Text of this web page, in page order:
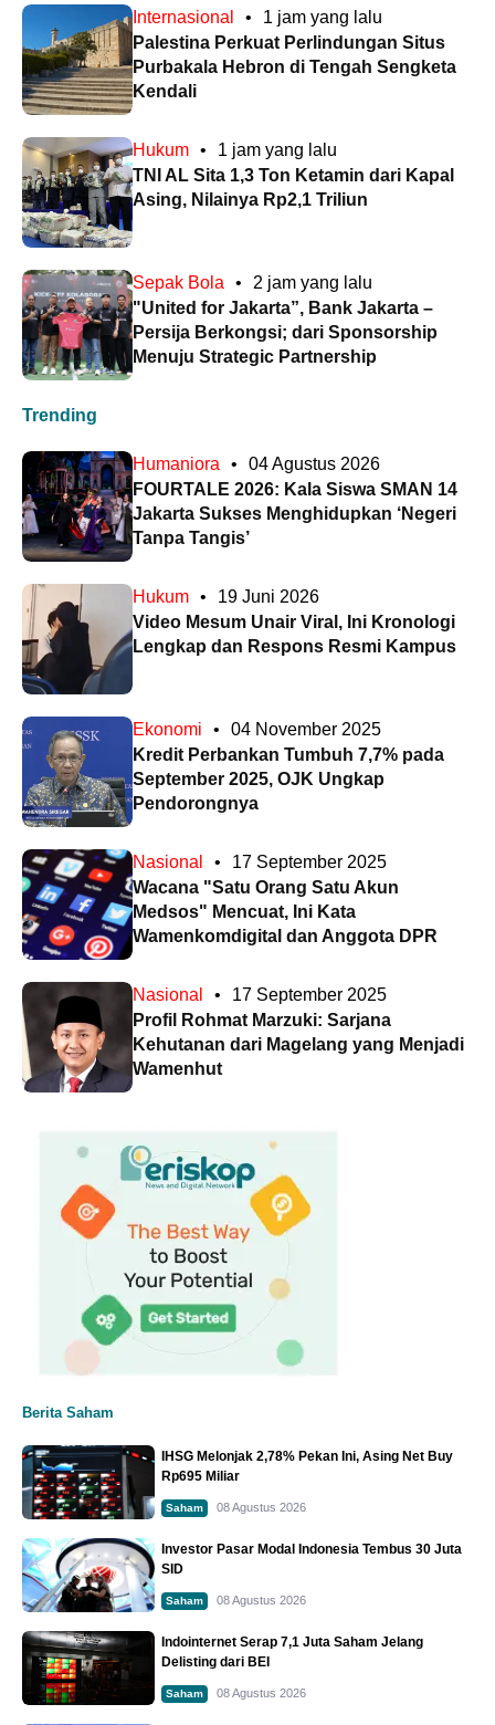
Internasional •
1 jam yang lalu
Palestina Perkuat Perlindungan Situs
Purbakala Hebron di Tengah Sengketa
Kendali
Hukum •
1 jam yang lalu
TNI AL Sita 1,3 Ton Ketamin dari Kapal
Asing, Nilainya Rp2,1 Triliun
Sepak Bola •
2 jam yang lalu
"United for Jakarta”, Bank Jakarta –
Persija Berkongsi; dari Sponsorship
Menuju Strategic Partnership
Trending
Humaniora •
04 Agustus 2026
FOURTALE 2026: Kala Siswa SMAN 14
Jakarta Sukses Menghidupkan ‘Negeri
Tanpa Tangis’
Hukum •
19 Juni 2026
Video Mesum Unair Viral, Ini Kronologi
Lengkap dan Respons Resmi Kampus
Ekonomi •
04 November 2025
Kredit Perbankan Tumbuh 7,7% pada
September 2025, OJK Ungkap
Pendorongnya
Nasional •
17 September 2025
Wacana "Satu Orang Satu Akun
Medsos" Mencuat, Ini Kata
Wamenkomdigital dan Anggota DPR
Nasional •
17 September 2025
Profil Rohmat Marzuki: Sarjana
Kehutanan dari Magelang yang Menjadi
Wamenhut
Berita Saham
IHSG Melonjak 2,78% Pekan Ini, Asing Net Buy
Rp695 Miliar
Saham 08 Agustus 2026
Investor Pasar Modal Indonesia Tembus 30 Juta
SID
Saham 08 Agustus 2026
Indointernet Serap 7,1 Juta Saham Jelang
Delisting dari BEI
Saham 08 Agustus 2026